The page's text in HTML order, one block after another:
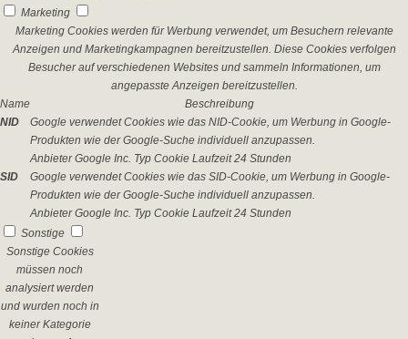
Marketing
Marketing Cookies werden für Werbung verwendet, um Besuchern relevante
Anzeigen und Marketingkampagnen bereitzustellen. Diese Cookies verfolgen
Besucher auf verschiedenen Websites und sammeln Informationen, um
angepasste Anzeigen bereitzustellen.
Name
Beschreibung
NID
Google verwendet Cookies wie das NID-Cookie, um Werbung in Google-
Produkten wie der Google-Suche individuell anzupassen.
Anbieter Google Inc. Typ Cookie Laufzeit 24 Stunden
SID
Google verwendet Cookies wie das SID-Cookie, um Werbung in Google-
Produkten wie der Google-Suche individuell anzupassen.
Anbieter Google Inc. Typ Cookie Laufzeit 24 Stunden
Sonstige
Sonstige Cookies
müssen noch
analysiert werden
und wurden noch in
keiner Kategorie